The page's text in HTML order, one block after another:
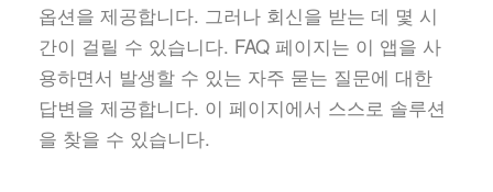
옵션을 제공합니다. 그러나 회신을 받는 데 몇 시
간이 걸릴 수 있습니다. FAQ 페이지는 이 앱을 사
용하면서 발생할 수 있는 자주 묻는 질문에 대한
답변을 제공합니다. 이 페이지에서 스스로 솔루션
을 찾을 수 있습니다.